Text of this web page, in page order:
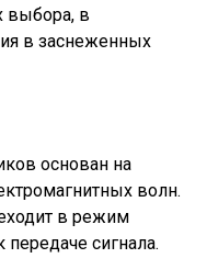
выбора, в
в заснеженных
основан на
волн.
в режим
передаче сигнала.